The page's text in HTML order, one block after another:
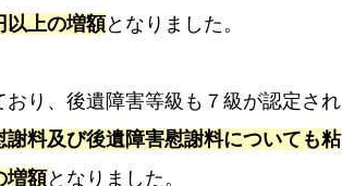
以上の増額となりました。
り、後遺障害等級も７級が認定され
謝料及び後遺障害慰謝料についても粘
増額となりました。